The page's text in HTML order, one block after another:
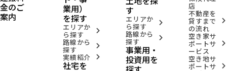
金のご
案内
業用）
を探す
エリアか
ら探す arrow_forward_ios
路線から
探す arrow_forward_ios
実績紹介 arrow_forward_ios
社宅を
す
エリアか
ら探す arrow_forward_ios
路線から
探す arrow_forward_ios
事業用・
投資用を
店
不動産を
貸すまで
の流れ
arrow_forward_ios
空き家サ
ポートサ
ービス
arrow_forward_ios
空き地サ
ポートサ arrow_forward_ios